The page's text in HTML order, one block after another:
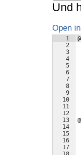
Und
Open
1
2
3
4
5
6
7
8
9
10
11
12
13
14
15
16
17